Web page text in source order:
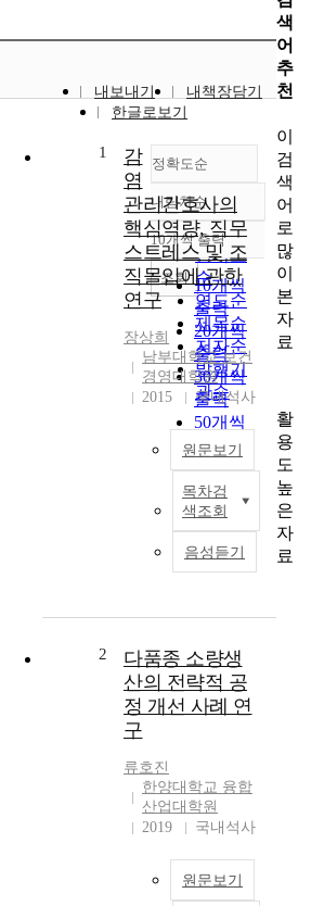
내보내기
내책장담기
한글로보기
정확도순
정확도
순
인기도
순
연도순
제목순
저자순
발행기
관순
내림차순
내림차순
10개씩 출력
10개씩
출력
20개씩
출력
30개씩
출력
50개씩
출력
100개씩
출력
조회
1
감
염
관리간호사의
핵심역량, 직무
스트레스 및 조
직몰입에 관한
연구
장상희
남부대학교 보건
경영대학원
2015
국내석사
원문보기
목차검
색조회
음성듣기
2
다품종 소량생
산의 전략적 공
정 개선 사례 연
구
류호진
한양대학교 융합
산업대학원
2019
국내석사
원문보기
색
어
추
천
이
검
색
어
로
많
이
본
자
료
활
용
도
높
은
자
료